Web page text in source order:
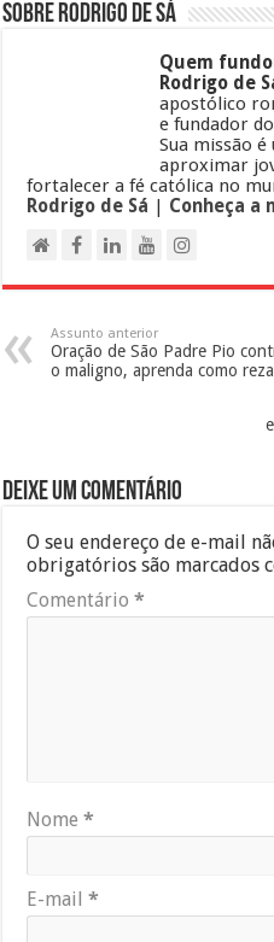
Sobre Rodrigo de Sá
Quem
Rodrigo de
apostólico
e fundador do
Sua missão
aproximar
fortalecer a fé católica no
Rodrigo de Sá
Conheça a
Assunto anterior
Oração de São Padre Pio
o maligno, aprenda como
Deixe um comentário
O seu endereço de e-mail
obrigatórios são marcados
Comentário*
Nome*
E-mail*